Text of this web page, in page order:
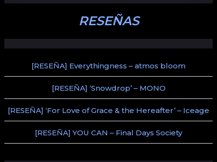
RESEÑAS
[RESEÑA] Everythingness – atmos bloom
[RESEÑA] ‘Snowdrop’ – MONO
[RESEÑA] ‘For Love of Grace & the Hereafter’ – Iceage
[RESEÑA] YOU CAN – Final Days Society